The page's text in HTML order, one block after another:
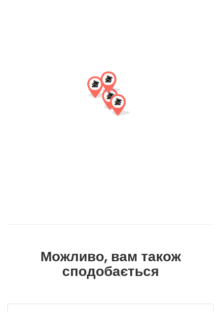
Можливо, вам також
сподобається